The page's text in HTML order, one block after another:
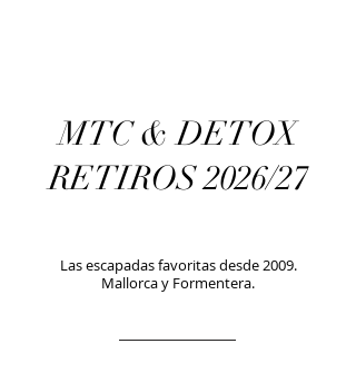
MTC & DETOX
RETIROS 2026/27
Las escapadas favoritas desde 2009.
Mallorca y Formentera.